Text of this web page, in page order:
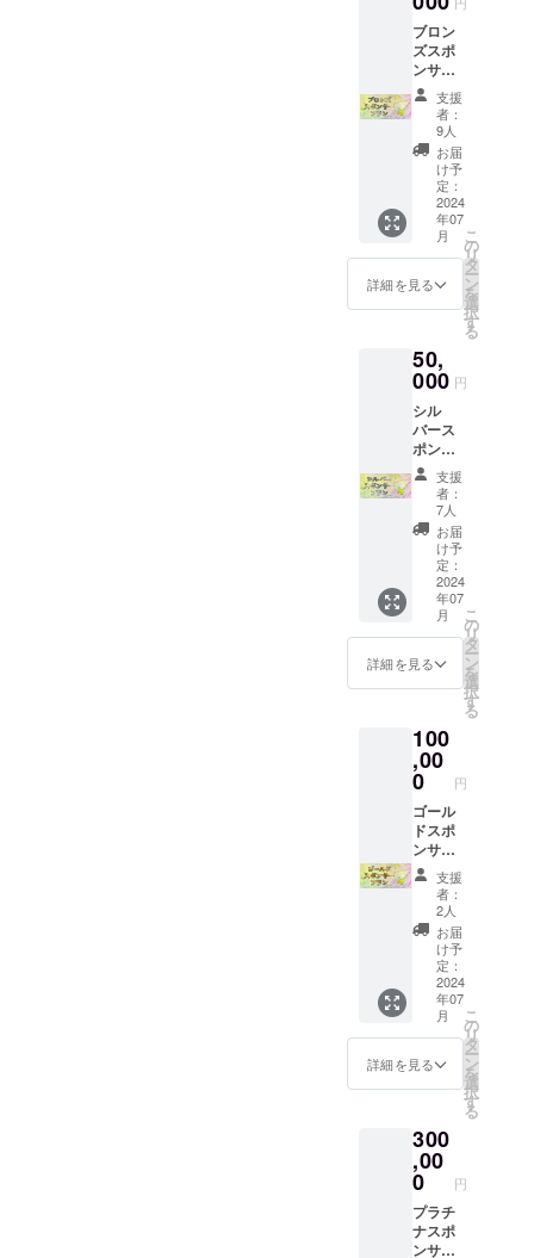
トの詳
細は
メール
にてお
送りさ
せてい
ただき
ます。
す。 頂
いた資
金はリ
ターン
に費用
がかか
らない
分大切
に利用
させて
いただ
きま
す。
ブロン
ズスポ
ンサー
プラン
こころ
のドリ
ルペー
ジにス
ポン
サー名/
ロゴ掲
（小）
寄付活
動のレ
りしま
す。 絵
本10冊
お届け
しま
す。 ※
掲載を
希望さ
れるお
名前を
備考欄
にご記
載くだ
さい。
※ロゴの
データ
のやり
案内さ
せてい
ただき
ます。
※掲載期
間は1年
間にな
りま
す。
支援
者：
9人
お届
け予
定：
2024
年07
月
詳細を見る
こ
の
リ
タ
ー
ン
を
選
択
す
る
50,
000 円
シル
バース
ポン
サープ
ラン こ
ころの
ドリル
ページ
にスポ
ンサー
名/ロゴ
掲載
（中）
寄付活
動のレ
りしま
す。 絵
本15冊
お届け
しま
す。 イ
ベント
にシル
バース
ポン
サーと
して参
加して
頂けま
す。 ※
掲載を
希望さ
れるお
名前を
載くだ
さい。
※ロゴの
データ
のやり
取りは
メール
支援
者：
7人
お届
け予
定：
2024
年07
月
詳細を見る
こ
の
リ
タ
ー
ン
を
選
択
す
る
100
,00
0 円
ゴール
ドスポ
ンサー
プラン
こころ
のドリ
ルペー
ジにス
ポン
サー名/
ロゴ掲
（大）
寄付活
動のレ
りしま
す。 絵
本30冊
お届け
しま
す。 イ
ベント
支援
者：
2人
お届
け予
定：
2024
年07
月
詳細を見る
こ
の
リ
タ
ー
ン
を
選
択
す
る
300
,00
0 円
プラチ
ナスポ
ンサー